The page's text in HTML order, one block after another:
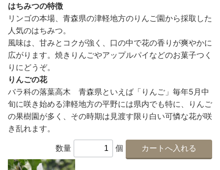
はちみつの特徴
リンゴの本場、青森県の津軽地方のりんご園から採取した
人気のはちみつ。
風味は、甘みとコクが強く、口の中で花の香りが爽やかに
広がります。焼きりんごやアップルパイなどのお菓子つく
りにどうぞ。
りんごの花
バラ科の落葉高木 青森県といえば「りんご」毎年5月中
旬に咲き始める津軽地方の平野には県内でも特に、りんご
の果樹園が多く、その時期は見渡す限り白い可憐な花が咲
き乱れます。
数量
個